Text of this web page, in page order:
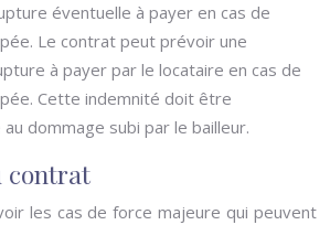
éventuelle à payer en cas de
Le contrat peut prévoir une
à payer par le locataire en cas de
Cette indemnité doit être
dommage subi par le bailleur.
contrat
les cas de force majeure qui peuvent